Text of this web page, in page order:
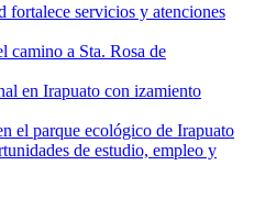
fortalece servicios y atenciones
camino a Sta. Rosa de
en Irapuato con izamiento
el parque ecológico de Irapuato
de estudio, empleo y